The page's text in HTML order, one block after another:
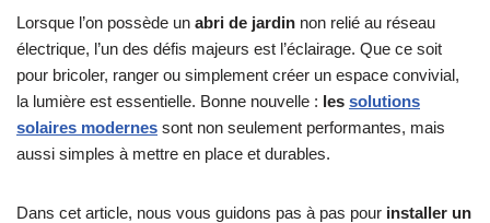
Lorsque l’on possède un abri de jardin non relié au réseau
électrique, l’un des défis majeurs est l’éclairage. Que ce soit
pour bricoler, ranger ou simplement créer un espace convivial,
la lumière est essentielle. Bonne nouvelle : les solutions
solaires modernes sont non seulement performantes, mais
aussi simples à mettre en place et durables.
Dans cet article, nous vous guidons pas à pas pour installer un